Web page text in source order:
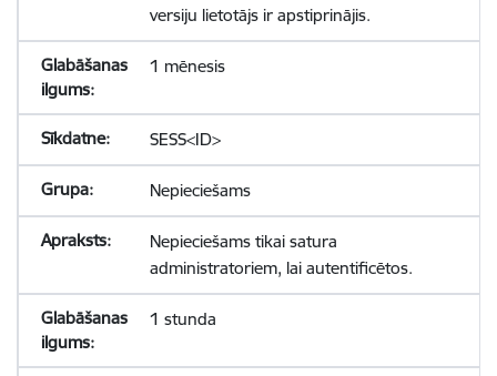
versiju lietotājs ir apstiprinājis.
1 mēnesis
SESS<ID>
Nepieciešams
Nepieciešams tikai satura
administratoriem, lai autentificētos.
1 stunda